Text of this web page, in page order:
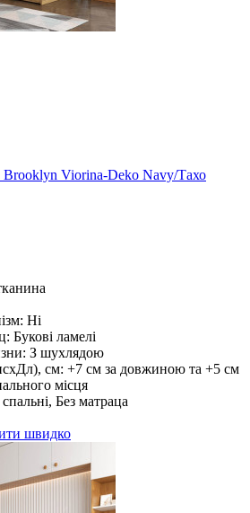
Brooklyn Viorina-Deko Navy/Тахо
Ні
Букові ламелі
З шухлядою
см: +7 см за довжиною та +5 см
місця
Без матраца
швидко